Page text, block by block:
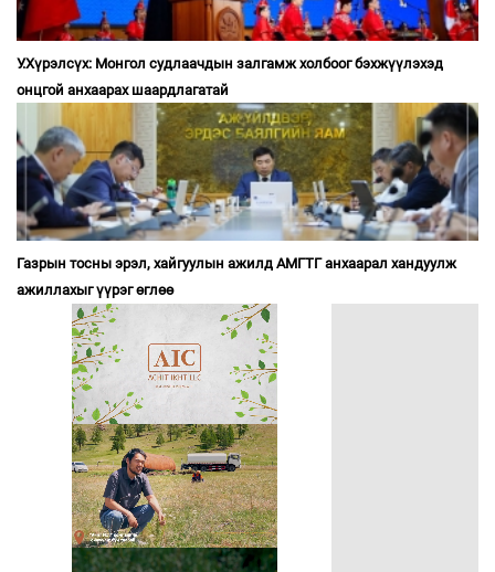
У.Хүрэлсүх: Монгол судлаачдын залгамж холбоог бэхжүүлэхэд
онцгой анхаарах шаардлагатай
Газрын тосны эрэл, хайгуулын ажилд АМГТГ анхаарал хандуулж
ажиллахыг үүрэг өглөө